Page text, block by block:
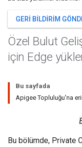
GERI BILDIRIM
Özel Bulut
için Edge
Bu sayfada
Apigee Topluluğu'na
Bu bölümde, Private